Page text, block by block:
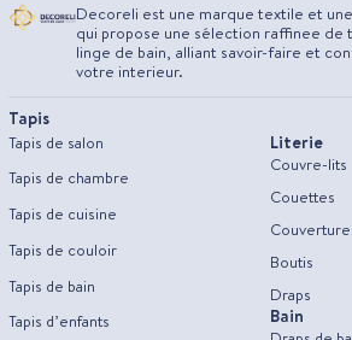
Decoreli est une marque textile et
qui propose une sélection raffinee de
linge de bain, alliant savoir-faire et
votre interieur.
Tapis
Tapis de salon
Tapis de chambre
Tapis de cuisine
Tapis de couloir
Tapis de bain
Tapis d’enfants
Literie
Couvre-lits
Couettes
Boutis
Draps
Bain